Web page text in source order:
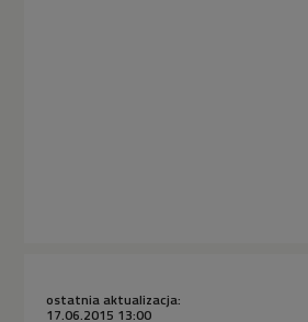
ostatnia aktualizacja:
17.06.2015 13:00